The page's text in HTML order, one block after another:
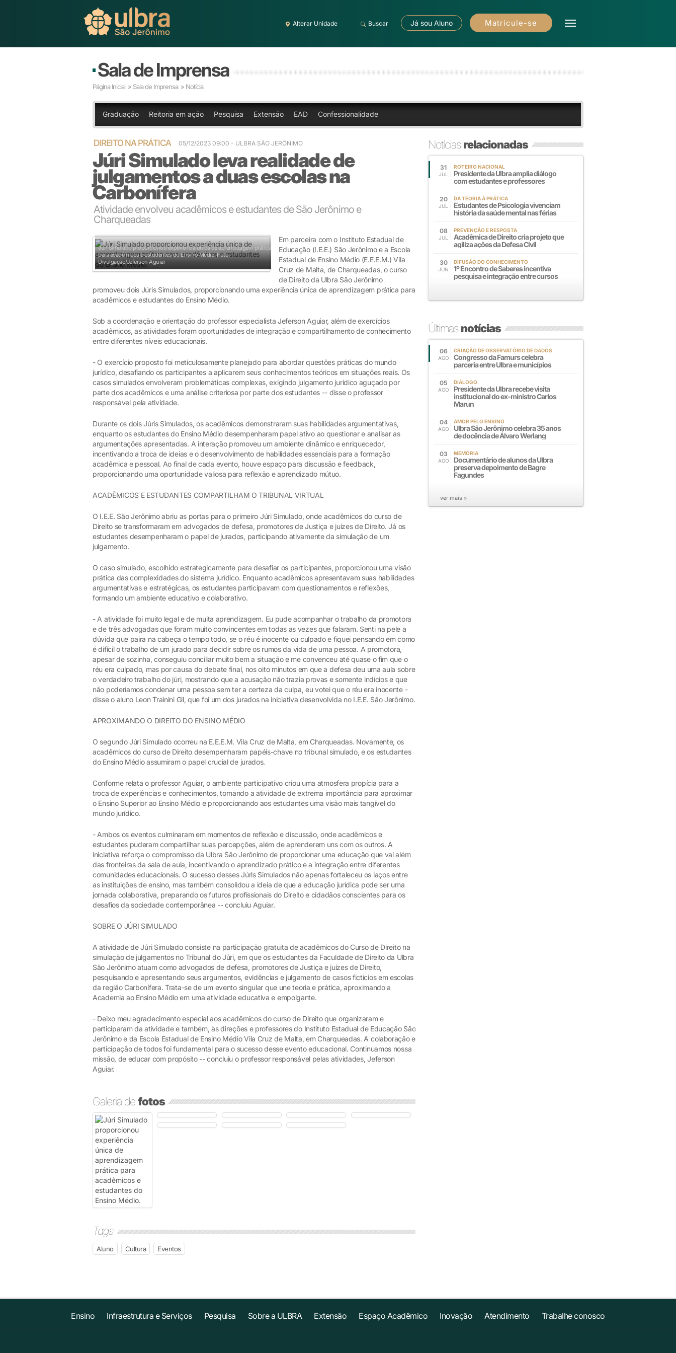
Alterar Unidade Buscar Já sou Aluno Matricule-se
Sala de Imprensa
Página Inicial » Sala de Imprensa » Notícia
Graduação Reitoria em ação Pesquisa Extensão EAD Confessionalidade
DIREITO NA PRÁTICA 05/12/2023 09:00 - ULBRA SÃO JERÔNIMO
Júri Simulado leva realidade de
julgamentos a duas escolas na
Carbonífera
Atividade envolveu acadêmicos e estudantes de São Jerônimo e
Charqueadas
Júri Simulado proporcionou experiência única de aprendizagem prática
para acadêmicos e estudantes do Ensino Médio.Foto:
Divulgação/Jeferson Aguiar
Em parceira com o Instituto Estadual de
Educação (I.E.E.) São Jerônimo e a Escola
Estadual de Ensino Médio (E.E.E.M.) Vila
Cruz de Malta, de Charqueadas, o curso
de Direito da Ulbra São Jerônimo
promoveu dois Júris Simulados, proporcionando uma experiência única de aprendizagem prática para
acadêmicos e estudantes do Ensino Médio.
Sob a coordenação e orientação do professor especialista Jeferson Aguiar, além de exercícios
acadêmicos, as atividades foram oportunidades de integração e compartilhamento de conhecimento
entre diferentes níveis educacionais.
- O exercício proposto foi meticulosamente planejado para abordar questões práticas do mundo
jurídico, desafiando os participantes a aplicarem seus conhecimentos teóricos em situações reais. Os
casos simulados envolveram problemáticas complexas, exigindo julgamento jurídico aguçado por
parte dos acadêmicos e uma análise criteriosa por parte dos estudantes -- disse o professor
responsável pela atividade.
Durante os dois Júris Simulados, os acadêmicos demonstraram suas habilidades argumentativas,
enquanto os estudantes do Ensino Médio desempenharam papel ativo ao questionar e analisar as
argumentações apresentadas. A interação promoveu um ambiente dinâmico e enriquecedor,
incentivando a troca de ideias e o desenvolvimento de habilidades essenciais para a formação
acadêmica e pessoal. Ao final de cada evento, houve espaço para discussão e feedback,
proporcionando uma oportunidade valiosa para reflexão e aprendizado mútuo.
ACADÊMICOS E ESTUDANTES COMPARTILHAM O TRIBUNAL VIRTUAL
O I.E.E. São Jerônimo abriu as portas para o primeiro Júri Simulado, onde acadêmicos do curso de
Direito se transformaram em advogados de defesa, promotores de Justiça e juízes de Direito. Já os
estudantes desempenharam o papel de jurados, participando ativamente da simulação de um
julgamento.
O caso simulado, escolhido estrategicamente para desafiar os participantes, proporcionou uma visão
prática das complexidades do sistema jurídico. Enquanto acadêmicos apresentavam suas habilidades
argumentativas e estratégicas, os estudantes participavam com questionamentos e reflexões,
formando um ambiente educativo e colaborativo.
- A atividade foi muito legal e de muita aprendizagem. Eu pude acompanhar o trabalho da promotora
e de três advogadas que foram muito convincentes em todas as vezes que falaram. Senti na pele a
dúvida que paira na cabeça o tempo todo, se o réu é inocente ou culpado e fiquei pensando em como
é difícil o trabalho de um jurado para decidir sobre os rumos da vida de uma pessoa. A promotora,
apesar de sozinha, conseguiu conciliar muito bem a situação e me convenceu até quase o fim que o
réu era culpado, mas por causa do debate final, nos oito minutos em que a defesa deu uma aula sobre
o verdadeiro trabalho do júri, mostrando que a acusação não trazia provas e somente indícios e que
não poderíamos condenar uma pessoa sem ter a certeza da culpa, eu votei que o réu era inocente -
disse o aluno Leon Trainini Gil, que foi um dos jurados na iniciativa desenvolvida no I.E.E. São Jerônimo.
APROXIMANDO O DIREITO DO ENSINO MÉDIO
O segundo Júri Simulado ocorreu na E.E.E.M. Vila Cruz de Malta, em Charqueadas. Novamente, os
acadêmicos do curso de Direito desempenharam papéis-chave no tribunal simulado, e os estudantes
do Ensino Médio assumiram o papel crucial de jurados.
Conforme relata o professor Aguiar, o ambiente participativo criou uma atmosfera propícia para a
troca de experiências e conhecimentos, tornando a atividade de extrema importância para aproximar
o Ensino Superior ao Ensino Médio e proporcionando aos estudantes uma visão mais tangível do
mundo jurídico.
- Ambos os eventos culminaram em momentos de reflexão e discussão, onde acadêmicos e
estudantes puderam compartilhar suas percepções, além de aprenderem uns com os outros. A
iniciativa reforça o compromisso da Ulbra São Jerônimo de proporcionar uma educação que vai além
das fronteiras da sala de aula, incentivando o aprendizado prático e a integração entre diferentes
comunidades educacionais. O sucesso desses Júris Simulados não apenas fortaleceu os laços entre
as instituições de ensino, mas também consolidou a ideia de que a educação jurídica pode ser uma
jornada colaborativa, preparando os futuros profissionais do Direito e cidadãos conscientes para os
desafios da sociedade contemporânea -- concluiu Aguiar.
SOBRE O JÚRI SIMULADO
A atividade de Júri Simulado consiste na participação gratuita de acadêmicos do Curso de Direito na
simulação de julgamentos no Tribunal do Júri, em que os estudantes da Faculdade de Direito da Ulbra
São Jerônimo atuam como advogados de defesa, promotores de Justiça e juízes de Direito,
pesquisando e apresentando seus argumentos, evidências e julgamento de casos fictícios em escolas
da região Carbonífera. Trata-se de um evento singular que une teoria e prática, aproximando a
Academia ao Ensino Médio em uma atividade educativa e empolgante.
- Deixo meu agradecimento especial aos acadêmicos do curso de Direito que organizaram e
participaram da atividade e também, às direções e professores do Instituto Estadual de Educação São
Jerônimo e da Escola Estadual de Ensino Médio Vila Cruz de Malta, em Charqueadas. A colaboração e
participação de todos foi fundamental para o sucesso desse evento educacional. Continuamos nossa
missão, de educar com propósito -- concluiu o professor responsável pelas atividades, Jeferson
Aguiar.
Galeria defotos
Tags
Aluno Cultura Eventos
Notíciasrelacionadas
31
JUL
ROTEIRO NACIONAL
Presidente da Ulbra amplia diálogo
com estudantes e professores
20
JUL
DA TEORIA À PRÁTICA
Estudantes de Psicologia vivenciam
história da saúde mental nas férias
08
JUL
PREVENÇÃO E RESPOSTA
Acadêmica de Direito cria projeto que
agiliza ações da Defesa Civil
30
JUN
DIFUSÃO DO CONHECIMENTO
1º Encontro de Saberes incentiva
pesquisa e integração entre cursos
Últimasnotícias
06
AGO
CRIAÇÃO DE OBSERVATÓRIO DE DADOS
Congresso da Famurs celebra
parceria entre Ulbra e municípios
05
AGO
DIÁLOGO
Presidente da Ulbra recebe visita
institucional do ex-ministro Carlos
Marun
04
AGO
AMOR PELO ENSINO
Ulbra São Jerônimo celebra 35 anos
de docência de Álvaro Werlang
03
AGO
MEMÓRIA
Documentário de alunos da Ulbra
preserva depoimento de Bagre
Fagundes
ver mais »
Ensino Infraestrutura e Serviços Pesquisa Sobre a ULBRA Extensão Espaço Acadêmico Inovação Atendimento Trabalhe conosco